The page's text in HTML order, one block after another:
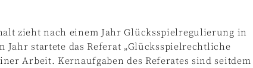
zieht nach einem Jahr Glücksspielregulierung in
startete das Referat „Glücksspielrechtliche
Arbeit. Kernaufgaben des Referates sind seitdem